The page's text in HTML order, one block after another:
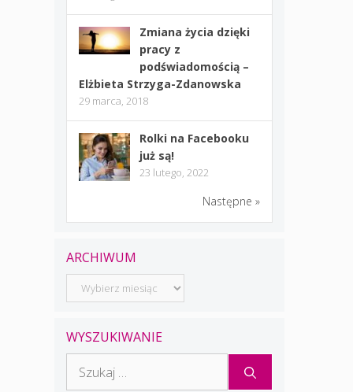
Zmiana życia dzięki
pracy z
podświadomością –
Elżbieta Strzyga-Zdanowska
29 marca, 2018
Rolki na Facebooku
już są!
23 lutego, 2022
Następne »
ARCHIWUM
Archiwum
WYSZUKIWANIE